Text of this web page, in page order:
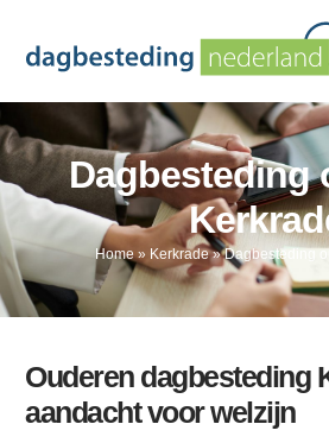
Dagbesteding
Home» Kerkrade»Dagbesteding
Ouderen dagbesteding
aandacht voor welzijn